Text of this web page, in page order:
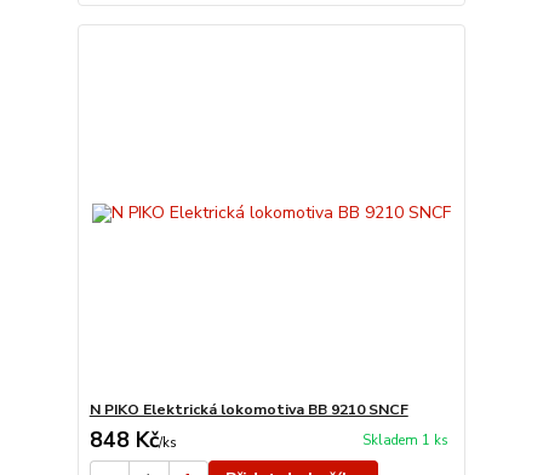
N PIKO Elektrická lokomotiva BB 9210 SNCF
848 Kč/ks Skladem 1 ks